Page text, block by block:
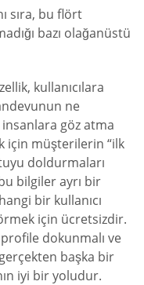
sıra, bu flört
bazı olağanüstü
kullanıcılara
ne
göz atma
için müşterilerin “ilk
doldurmaları
bilgiler ayrı bir
bir kullanıcı
için ücretsizdir.
dokunmalı ve
başka bir
iyi bir yoludur.